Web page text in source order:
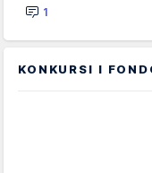
1
KONKURSI I